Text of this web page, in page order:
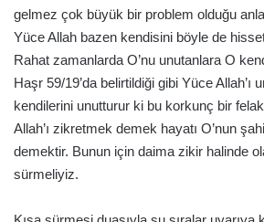
gelmez çok büyük bir problem olduğu
Yüce Allah bazen kendisini böyle de
Rahat zamanlarda O’nu unutanlara O
Haşr 59/19’da belirtildiği gibi Yüce Allah’ı
kendilerini unutturur ki bu korkunç bir
Allah’ı zikretmek demek hayatı O’nun
demektir. Bunun için daima zikir halinde
sürmeliyiz.